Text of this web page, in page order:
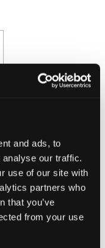
and ads, to
our traffic.
use of our site with
partners who
that you’ve
from your use